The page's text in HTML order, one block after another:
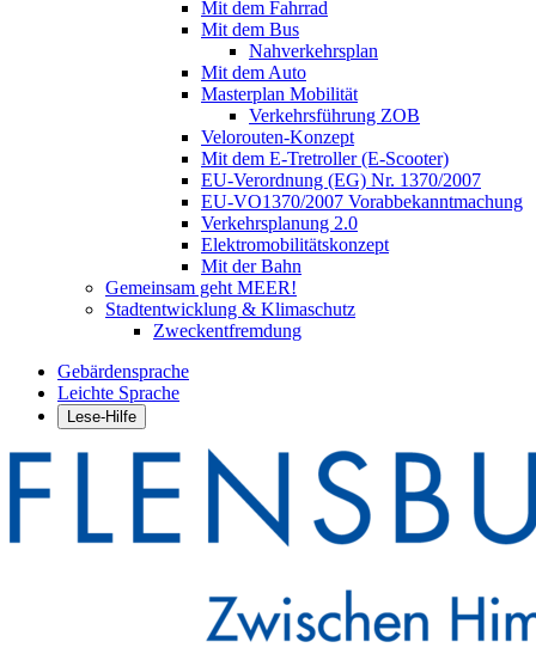
Mit dem Fahrrad
Mit dem Bus
Nahverkehrsplan
Mit dem Auto
Masterplan Mobilität
Verkehrsführung ZOB
Velorouten-Konzept
Mit dem E-Tretroller (E-Scooter)
EU-Verordnung (EG) Nr. 1370/2007
EU-VO1370/2007 Vorabbekanntmachung
Verkehrsplanung 2.0
Elektromobilitätskonzept
Mit der Bahn
Gemeinsam geht MEER!
Stadtentwicklung & Klimaschutz
Zweckentfremdung
Gebärdensprache
Leichte Sprache
Lese-Hilfe